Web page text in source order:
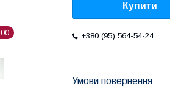
00
Купити
+380 (95) 564-54-24